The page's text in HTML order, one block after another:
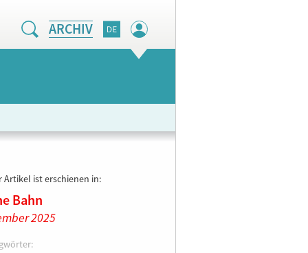
ARCHIV
Artikel ist erschienen in:
Bahn
2025